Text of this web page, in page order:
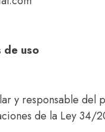
de uso
y responsable
de la Ley 34/